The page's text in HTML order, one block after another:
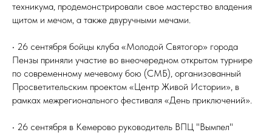
техникума, продемонстрировали свое мастерство владения
щитом и мечом, а также двуручными мечами.
• 26 сентября бойцы клуба «Молодой Святогор» города
Пензы приняли участие во внеочередном открытом турнире
по современному мечевому бою (СМБ), организованный
Просветительским проектом «Центр Живой Истории», в
рамках межрегионального фестиваля «День приключений».
• 26 сентября в Кемерово руководитель ВПЦ "Вымпел"